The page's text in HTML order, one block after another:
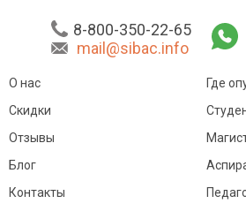
8-800-350-22-65
mail@sibac.info
О нас
Скидки
Отзывы
Блог
Контакты
Где